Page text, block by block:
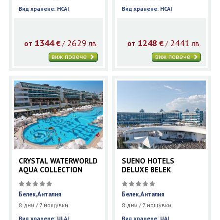
Вид хранене: HCAI
от 1344 €/ 2629 лв.
виж повече
Вид хранене: HCAI
от 1248 € / 2441 лв.
виж повече
CRYSTAL WATERWORLD
AQUA COLLECTION
Белек,Анталия
8 дни / 7 нощувки
Вид хранене: ULAI
SUENO HOTELS
DELUXE BELEK
Белек,Анталия
8 дни / 7 нощувки
Вид хранене: UAI